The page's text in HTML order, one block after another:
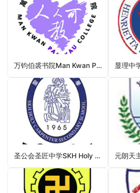
万钧伯裘书院Man Kwan Pak Kau College（元朗区中学）
圣公会圣匠中学SKH Holy Carpenter Secondary School（九龙城区中学）